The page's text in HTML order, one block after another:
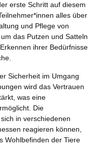
erste Schritt auf diesem
alles über
und Pflege von
das Putzen und Satteln
ihrer Bedürfnisse
Sicherheit im Umgang
wird das Vertrauen
was eine
Die
in verschiedenen
reagieren können,
Wohlbefinden der Tiere